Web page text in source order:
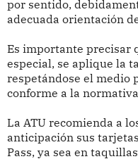
por sentido,
adecuada orientación
Es importante precisar
especial, se aplique la
respetándose el medio
conforme a la
La ATU recomienda a
anticipación sus
Pass, ya sea en